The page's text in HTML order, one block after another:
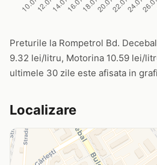
Preturile la Rompetrol Bd.
9.32 lei/litru, Motorina 10.59 lei/
ultimele 30 zile este afisata in
Localizare